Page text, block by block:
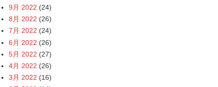
9月 2022 (24)
8月 2022 (26)
7月 2022 (24)
6月 2022 (26)
5月 2022 (27)
4月 2022 (26)
3月 2022 (16)